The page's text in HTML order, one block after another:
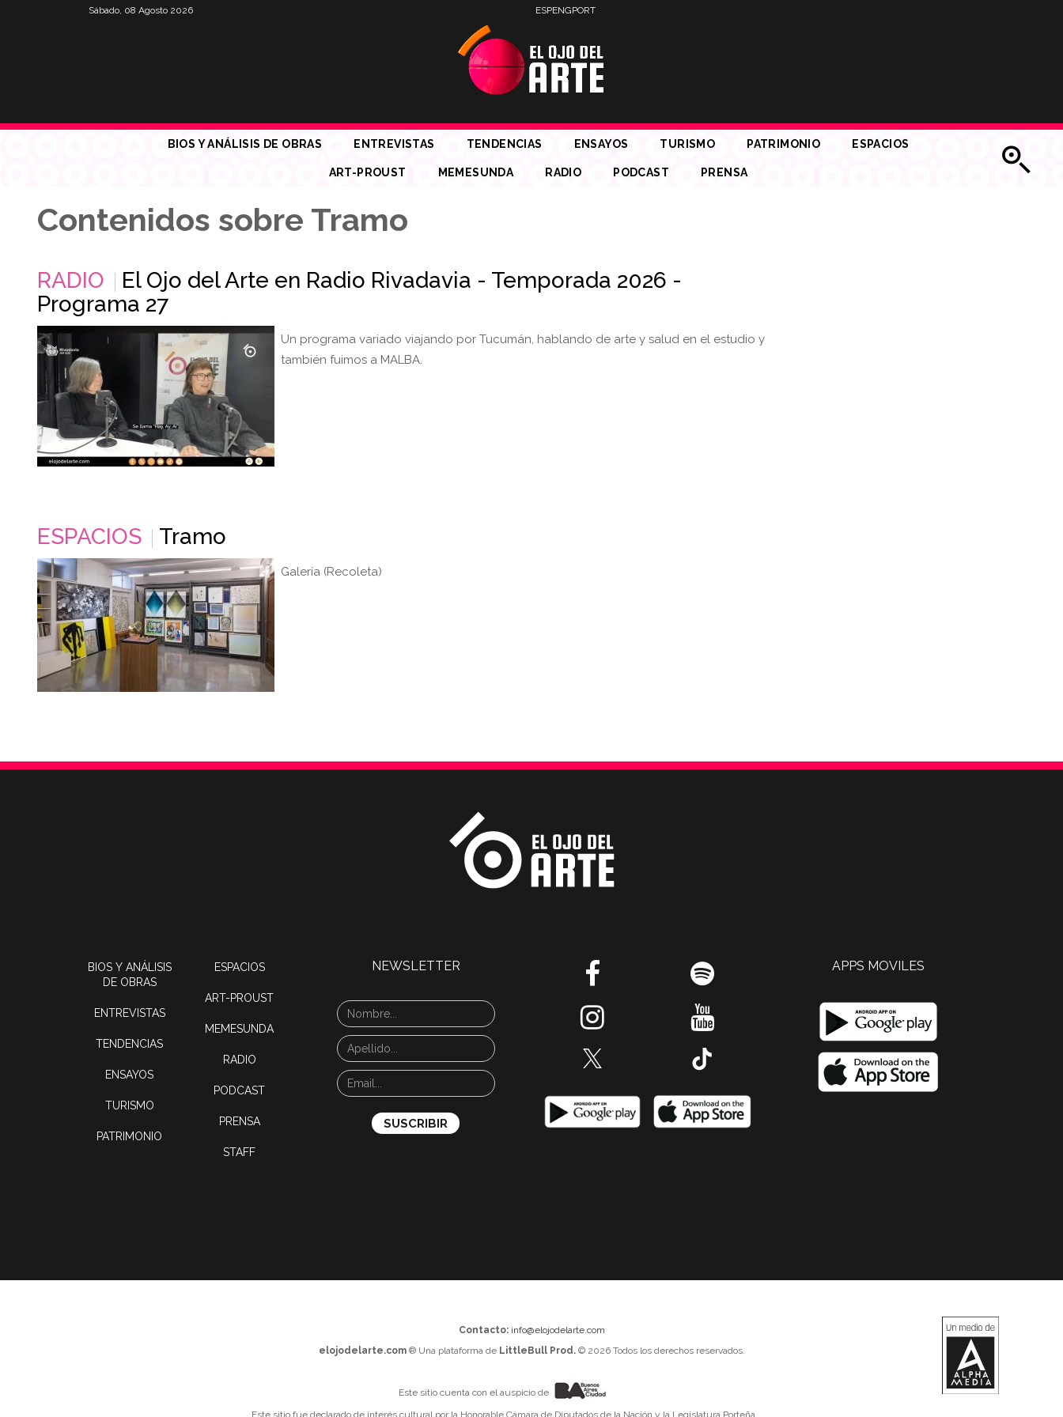
Sábado, 08 Agosto 2026 ESPENGPORT
BIOS Y ANÁLISIS DE OBRAS ENTREVISTAS TENDENCIAS ENSAYOS TURISMO PATRIMONIO ESPACIOS
ART-PROUST MEMESUNDA RADIO PODCAST PRENSA
Contenidos sobre Tramo
RADIO
El Ojo del Arte en Radio Rivadavia - Temporada 2026 -
Programa 27
Un programa variado viajando por Tucumán, hablando de arte y salud en el estudio y
también fuimos a MALBA.
ESPACIOS Tramo
Galería (Recoleta)
BIOS Y ANÁLISIS
DE OBRAS
ENTREVISTAS
TENDENCIAS
ENSAYOS
TURISMO
PATRIMONIO
ESPACIOS
ART-PROUST
MEMESUNDA
RADIO
PODCAST
PRENSA
STAFF
NEWSLETTER APPS MOVILES
Contacto: info@elojodelarte.com
elojodelarte.com® Una plataforma de LittleBull Prod.© 2026 Todos los derechos reservados.
Este sitio cuenta con el auspicio de
Este sitio fue declarado de interés cultural por la Honorable Cámara de Diputados de la Nación y la Legislatura Porteña